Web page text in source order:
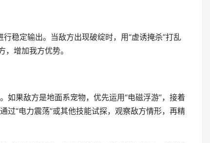
稳定输出。当敌方出现破绽时，用“虚诱掩杀”打乱
，增加我方优势。
如果敌方是地面系宠物，优先运用“电磁浮游”，接着
过“电力震荡”或其他技能试探，观察敌方情形，再精